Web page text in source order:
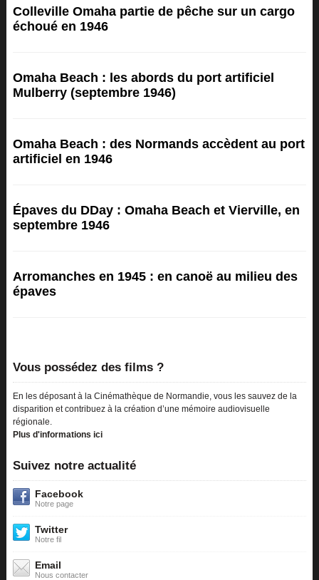
Colleville Omaha partie de pêche sur un cargo
échoué en 1946
Omaha Beach : les abords du port artificiel
Mulberry (septembre 1946)
Omaha Beach : des Normands accèdent au port
artificiel en 1946
Épaves du DDay : Omaha Beach et Vierville, en
septembre 1946
Arromanches en 1945 : en canoë au milieu des
épaves
Vous possédez des films ?
En les déposant à la Cinémathèque de Normandie, vous les sauvez de la
disparition et contribuez à la création d’une mémoire audiovisuelle
régionale.
Plus d'informations ici
Suivez notre actualité
Facebook
Notre page
Twitter
Notre fil
Email
Nous contacter